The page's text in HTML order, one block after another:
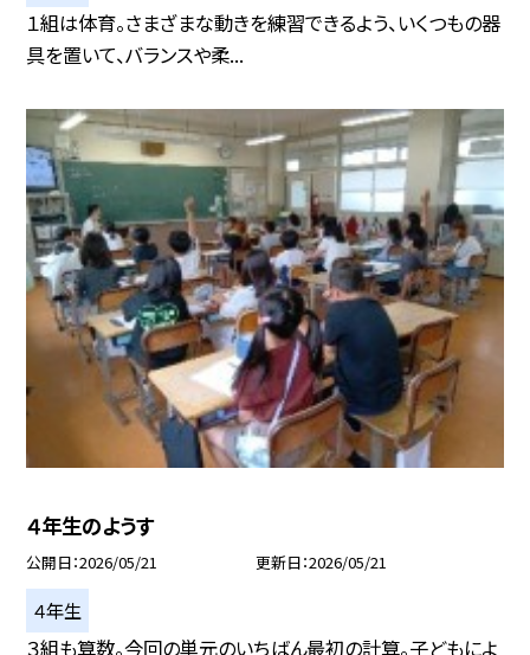
１組は体育。さまざまな動きを練習できるよう、いくつもの器
具を置いて、バランスや柔...
４年生のようす
公開日 2026/05/21 更新日 2026/05/21
４年生
３組も算数。今回の単元のいちばん最初の計算。子どもによ